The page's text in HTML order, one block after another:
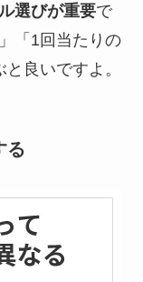
選びが重要で
「1回当たりの
良いですよ。
る